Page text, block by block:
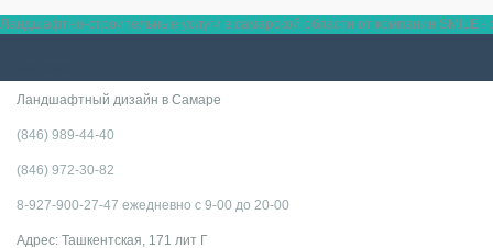
Ландшафтно-строительные услуги в самарской области от компании SMILE -
Ландшафтный дизайн в Самаре
(846) 989-44-40
(846) 972-30-82
8-927-900-27-47 ежедневно с 9-00 до 20-00
Адрес: Ташкентская, 171 лит Г